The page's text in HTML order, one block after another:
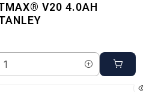
V20 4.0AH